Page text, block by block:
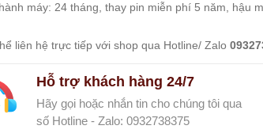
máy: 24 tháng, thay pin miễn phí 5 năm, hậu
liên hệ trực tiếp với shop qua Hotline/ Zalo
Hỗ trợ khách hàng 24/7
Hãy gọi hoặc nhắn tin cho chúng tôi qua
số Hotline - Zalo: 0932738375